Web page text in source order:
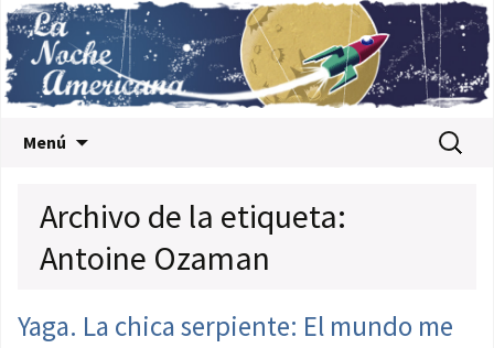
Menú Buscar:
Archivo de la etiqueta:
Antoine Ozaman
Yaga. La chica serpiente: El mundo me